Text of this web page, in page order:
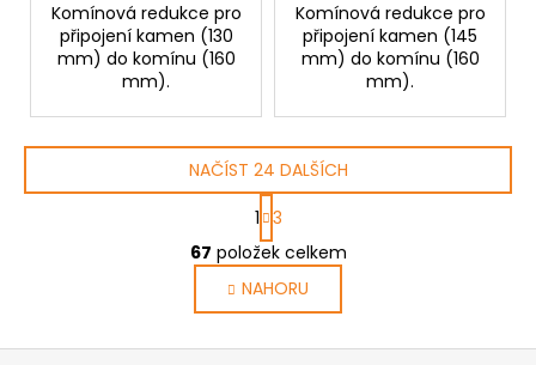
Komínová redukce pro
připojení kamen (130
mm) do komínu (160
mm).
Komínová redukce pro
připojení kamen (145
mm) do komínu (160
mm).
O
v
l
á
d
NAČÍST 24 DALŠÍCH
S
t
r
á
n
k
o
1 3
67 položek celkem
NAHORU